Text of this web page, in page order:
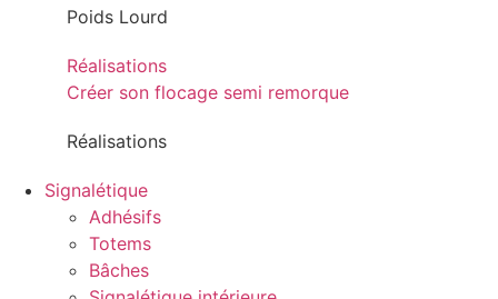
Poids Lourd
Réalisations
Créer son flocage semi remorque
Réalisations
Signalétique
Adhésifs
Totems
Bâches